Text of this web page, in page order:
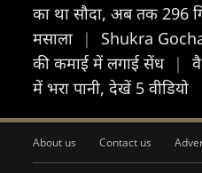
का था सौदा, अब तक 296
मसाला
| Shukra
की कमाई में लगाई सेंध |
में भरा पानी, देखें 5 वीडियो
About us Contact us